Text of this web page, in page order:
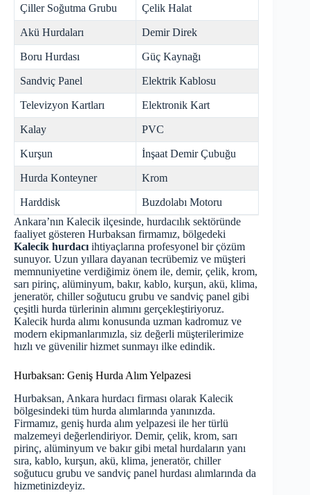
Çiller Soğutma Grubu Çelik Halat
Akü Hurdaları Demir Direk
Boru Hurdası Güç Kaynağı
Sandviç Panel Elektrik Kablosu
Televizyon Kartları Elektronik Kart
Kalay PVC
Kurşun İnşaat Demir Çubuğu
Hurda Konteyner Krom
Harddisk
Buzdolabı Motoru
Ankara’nın Kalecik ilçesinde, hurdacılık sektöründe
faaliyet gösteren Hurbaksan firmamız, bölgedeki
Kalecik hurdacı ihtiyaçlarına profesyonel bir çözüm
sunuyor. Uzun yıllara dayanan tecrübemiz ve müşteri
memnuniyetine verdiğimiz önem ile, demir, çelik, krom,
sarı pirinç, alüminyum, bakır, kablo, kurşun, akü, klima,
jeneratör, chiller soğutucu grubu ve sandviç panel gibi
çeşitli hurda türlerinin alımını gerçekleştiriyoruz.
Kalecik hurda alımı konusunda uzman kadromuz ve
modern ekipmanlarımızla, siz değerli müşterilerimize
hızlı ve güvenilir hizmet sunmayı ilke edindik.
Hurbaksan: Geniş Hurda Alım Yelpazesi
Hurbaksan, Ankara hurdacı firması olarak Kalecik
bölgesindeki tüm hurda alımlarında yanınızda.
Firmamız, geniş hurda alım yelpazesi ile her türlü
malzemeyi değerlendiriyor. Demir, çelik, krom, sarı
pirinç, alüminyum ve bakır gibi metal hurdaların yanı
sıra, kablo, kurşun, akü, klima, jeneratör, chiller
soğutucu grubu ve sandviç panel hurdası alımlarında da
hizmetinizdeyiz.